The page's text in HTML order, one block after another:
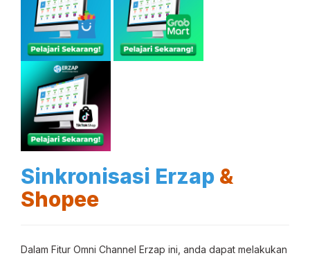
Sinkronisasi Erzap &
Shopee
Dalam Fitur Omni Channel Erzap ini, anda dapat melakukan